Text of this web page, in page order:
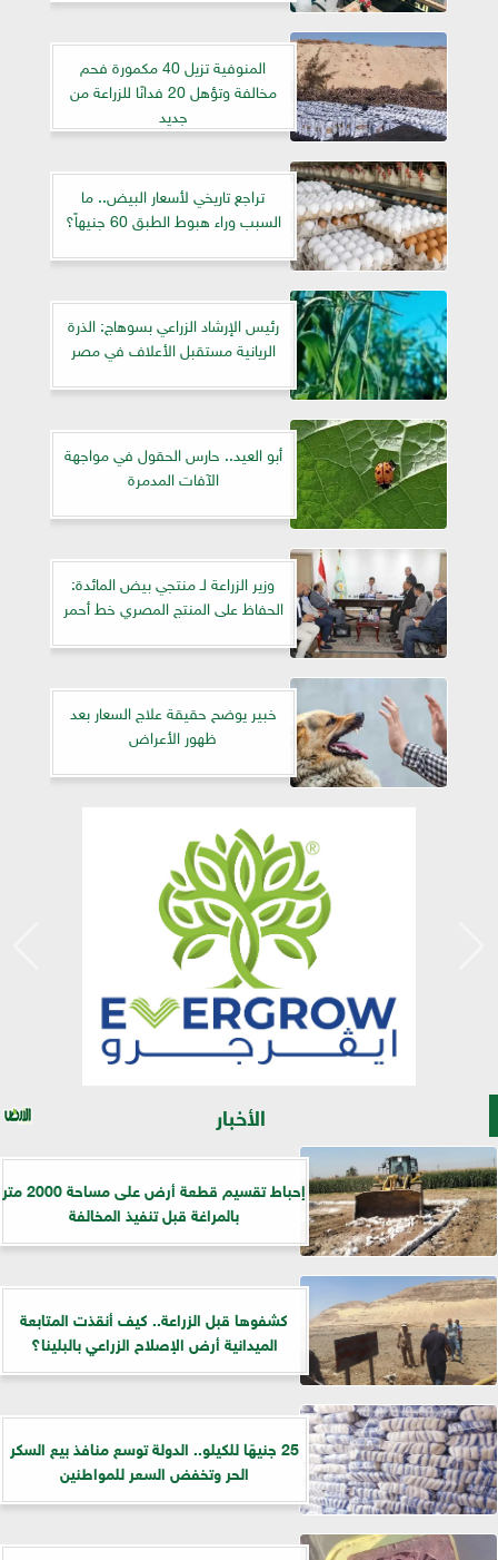
المنوفية تزيل 40 مكمورة فحم
مخالفة وتؤهل 20 فدانًا للزراعة من
جديد
تراجع تاريخي لأسعار البيض.. ما
السبب وراء هبوط الطبق 60 جنيهاً؟
رئيس الإرشاد الزراعي بسوهاج: الذرة
الريانية مستقبل الأعلاف في مصر
أبو العيد.. حارس الحقول في مواجهة
الآفات المدمرة
وزير الزراعة لـ منتجي بيض المائدة:
الحفاظ على المنتج المصري خط أحمر
خبير يوضح حقيقة علاج السعار بعد
ظهور الأعراض
الأخبار
إحباط تقسيم قطعة أرض على مساحة 2000 متر
بالمراغة قبل تنفيذ المخالفة
كشفوها قبل الزراعة.. كيف أنقذت المتابعة
الميدانية أرض الإصلاح الزراعي بالبلينا؟
25 جنيهًا للكيلو.. الدولة توسع منافذ بيع السكر
الحر وتخفض السعر للمواطنين